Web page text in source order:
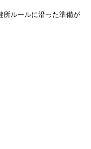
所ルールに沿った準備が